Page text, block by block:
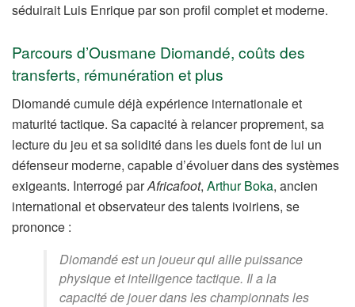
séduirait Luis Enrique par son profil complet et moderne.
Parcours d’Ousmane Diomandé, coûts des
transferts, rémunération et plus
Diomandé cumule déjà expérience internationale et
maturité tactique. Sa capacité à relancer proprement, sa
lecture du jeu et sa solidité dans les duels font de lui un
défenseur moderne, capable d’évoluer dans des systèmes
exigeants. Interrogé parAfricafoot, Arthur Boka, ancien
international et observateur des talents ivoiriens, se
prononce :
Diomandé est un joueur qui allie puissance
physique et intelligence tactique. Il a la
capacité de jouer dans les championnats les